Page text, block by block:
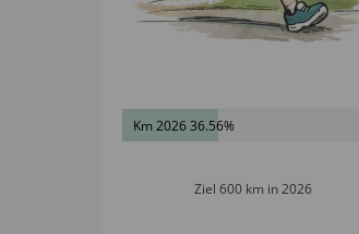
Km 2026 36.56%
Ziel 600 km in 2026